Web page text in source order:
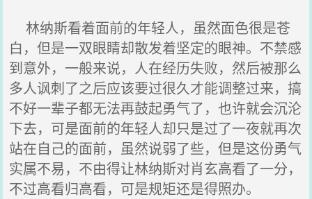
林纳斯看着面前的年轻人，虽然面色很是苍
白，但是一双眼睛却散发着坚定的眼神。不禁感
到意外，一般来说，人在经历失败，然后被那么
多人讽刺了之后应该要过很久才能调整过来，搞
不好一辈子都无法再鼓起勇气了，也许就会沉沦
下去，可是面前的年轻人却只是过了一夜就再次
站在自己的面前，虽然说弱了些，但是这份勇气
实属不易，不由得让林纳斯对肖玄高看了一分，
不过高看归高看，可是规矩还是得照办。